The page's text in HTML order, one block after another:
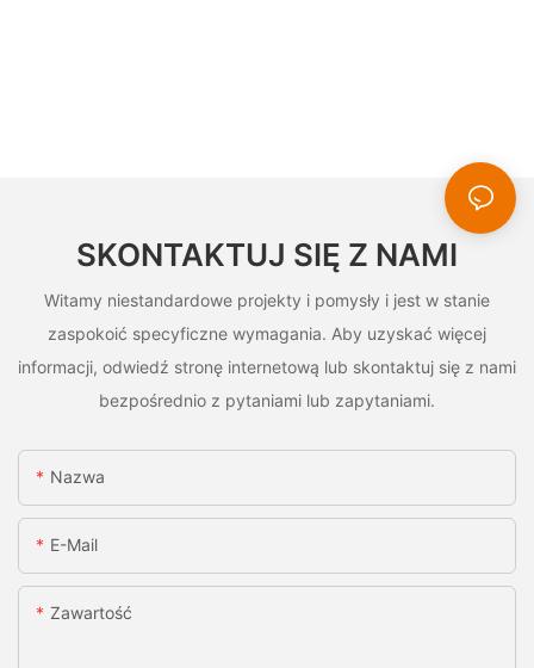
SKONTAKTUJ SIĘ Z NAMI
Witamy niestandardowe projekty i pomysły i jest w stanie
zaspokoić specyficzne wymagania. Aby uzyskać więcej
informacji, odwiedź stronę internetową lub skontaktuj się z nami
bezpośrednio z pytaniami lub zapytaniami.
Nazwa
E-Mail
Zawartość